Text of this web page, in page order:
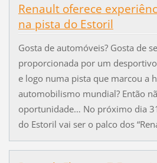
Renault oferece
na pista do Estoril
Gosta de automóveis? Gosta de
proporcionada por um
e logo numa pista que marcou a
automobilismo mundial? Então
oportunidade… No próximo dia
do Estoril vai ser o palco dos